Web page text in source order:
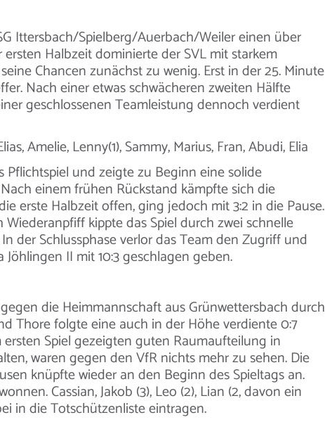
Ittersbach/Spielberg/Auerbach/Weiler einen über
Halbzeit dominierte der SVL mit starkem
Chancen zunächst zu wenig. Erst in der 25. Minute
Nach einer etwas schwächeren zweiten Hälfte
geschlossenen Teamleistung dennoch verdient
Amelie, Lenny(1), Sammy, Marius, Fran, Abudi, Elia
und zeigte zu Beginn eine solide
einem frühen Rückstand kämpfte sich die
erste Halbzeit offen, ging jedoch mit 3:2 in die Pause.
kippte das Spiel durch zwei schnelle
der Schlussphase verlor das Team den Zugriff und
II mit 10:3 geschlagen geben.
die Heimmannschaft aus Grünwettersbach durch
Thore folgte eine auch in der Höhe verdiente 0:7
Spiel gezeigten guten Raumaufteilung in
waren gegen den VfR nichts mehr zu sehen. Die
knüpfte wieder an den Beginn des Spieltags an.
Cassian, Jakob (3), Leo (2), Lian (2, davon ein
in die Totschützenliste eintragen.